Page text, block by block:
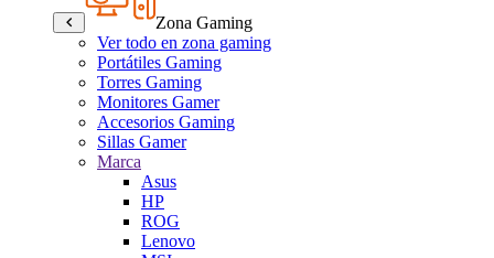
Zona Gaming
Ver todo en zona gaming
Portátiles Gaming
Torres Gaming
Monitores Gamer
Accesorios Gaming
Sillas Gamer
Marca
Asus
HP
ROG
Lenovo